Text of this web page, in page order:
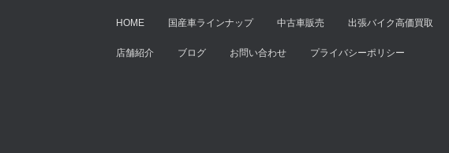
HOME 国産車ラインナップ 中古車販売 出張バイク高価買取
店舗紹介 ブログ お問い合わせ プライバシーポリシー